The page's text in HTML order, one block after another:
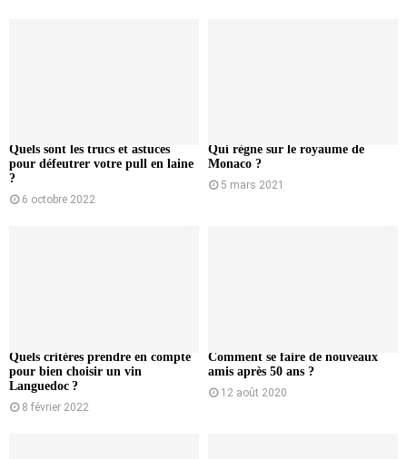
Quels sont les trucs et astuces
pour défeutrer votre pull en laine
?
6 octobre 2022
Qui règne sur le royaume de
Monaco ?
5 mars 2021
Quels critères prendre en compte
pour bien choisir un vin
Languedoc ?
8 février 2022
Comment se faire de nouveaux
amis après 50 ans ?
12 août 2020